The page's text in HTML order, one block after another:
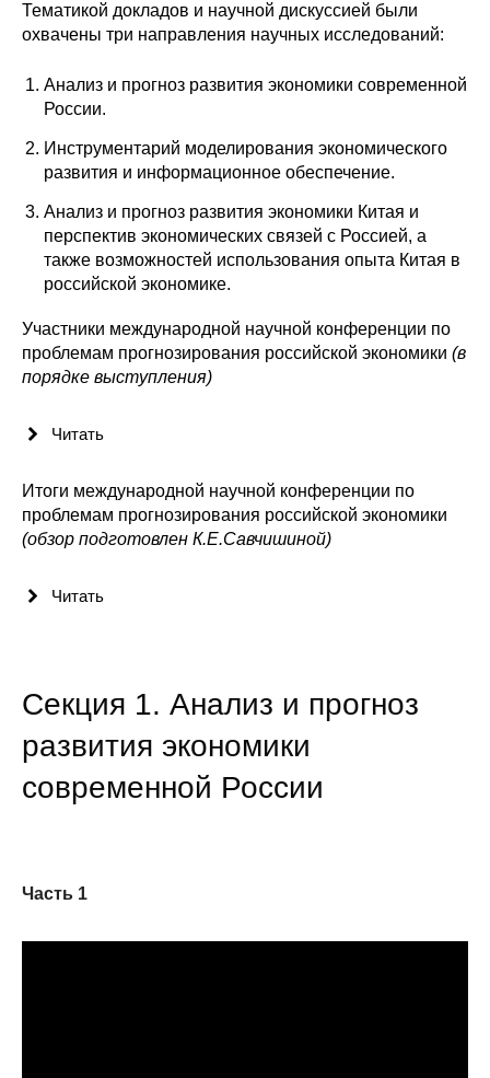
Общие требования
О журнале
Выпуски
Редакционная этика
Информация для авторов
Общие требования
Семинары
Энергетический семинар
Отрасли и регионы
Inforum
Тематикой докладов и научной дискуссией были
охвачены три направления научных исследований:
Анализ и прогноз развития экономики современной
России.
Инструментарий моделирования экономического
развития и информационное обеспечение.
Анализ и прогноз развития экономики Китая и
перспектив экономических связей с Россией, а
также возможностей использования опыта Китая в
российской экономике.
Участники международной научной конференции по
проблемам прогнозирования российской экономики (в
порядке выступления)
Читать
Итоги международной научной конференции по
проблемам прогнозирования российской экономики
(обзор подготовлен К.Е.Савчишиной)
Читать
Секция 1. Анализ и прогноз
развития экономики
современной России
Часть 1